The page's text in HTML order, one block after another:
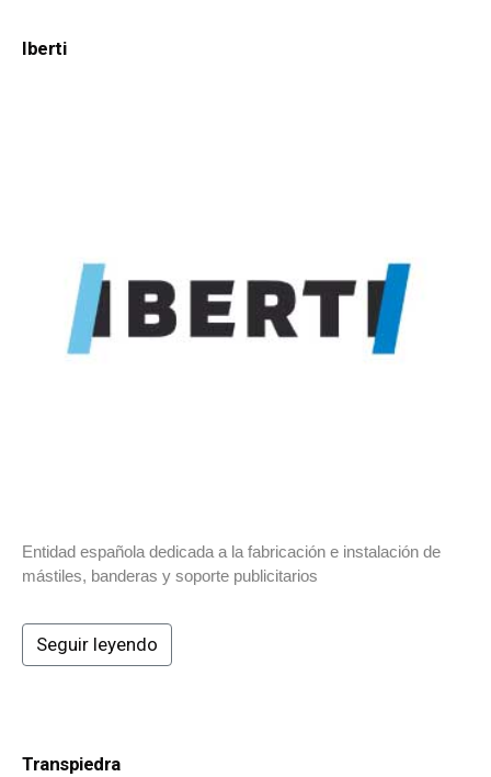
Iberti
Entidad española dedicada a la fabricación e instalación de
mástiles, banderas y soporte publicitarios
Seguir leyendo
Transpiedra